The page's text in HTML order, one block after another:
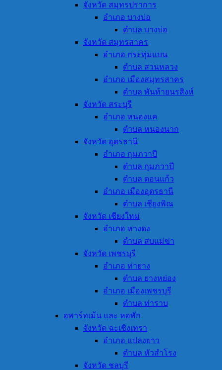
จังหวัด สมุทรปราการ
อำเภอ บางบ่อ
ตำบล บางบ่อ
จังหวัด สมุทรสาคร
อำเภอ กระทุ่มแบน
ตำบล สวนหลวง
อำเภอ เมืองสมุทรสาคร
ตำบล พันท้ายนรสิงห์
จังหวัด สระบุรี
อำเภอ หนองแค
ตำบล หนองนาก
จังหวัด อุดรธานี
อำเภอ กุมภวาปี
ตำบล กุมภวาปี
ตำบล ดอนแก้ว
อำเภอ เมืองอุดรธานี
ตำบล เชียงพิณ
จังหวัด เชียงใหม่
อำเภอ หางดง
ตำบล สบแม่ข่า
จังหวัด เพชรบุรี
อำเภอ ท่ายาง
ตำบล ยางหย่อง
อำเภอ เมืองเพชรบุรี
ตำบล ท่าราบ
อพาร์ทเม้น และ หอพัก
จังหวัด ฉะเชิงเทรา
อำเภอ แปลงยาว
ตำบล หัวสำโรง
จังหวัด ชลบุรี